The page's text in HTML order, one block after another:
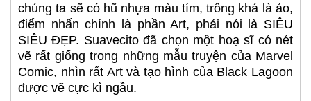
chúng ta sẽ có hũ nhựa màu tím, trông khá là ảo,
điểm nhấn chính là phần Art, phải nói là SIÊU
SIÊU ĐẸP. Suavecito đã chọn một hoạ sĩ có nét
vẽ rất giống trong những mẫu truyện của Marvel
Comic, nhìn rất Art và tạo hình của Black Lagoon
được vẽ cực kì ngầu.